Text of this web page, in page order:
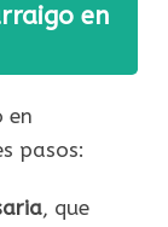
en
en
pasos:
, que